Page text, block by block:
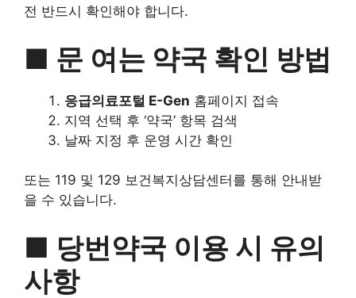
전 반드시 확인해야 합니다.
■ 문 여는 약국 확인 방법
응급의료포털 E-Gen 홈페이지 접속
지역 선택 후 ‘약국’ 항목 검색
날짜 지정 후 운영 시간 확인
또는 119 및 129 보건복지상담센터를 통해 안내받
을 수 있습니다.
■ 당번약국 이용 시 유의
사항